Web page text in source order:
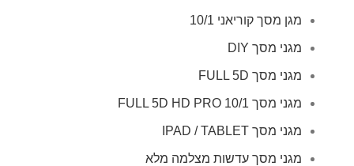
מגן מסך קוריאני 10/1
מגני מסך DIY
מגני מסך FULL 5D
מגני מסך FULL 5D HD PRO 10/1
מגני מסך IPAD / TABLET
מגני מסך עדשות מצלמה מלא